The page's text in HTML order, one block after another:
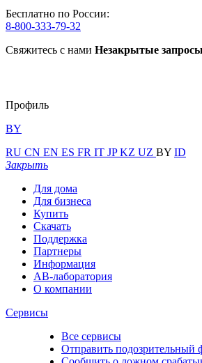
Бесплатно по России:
8-800-333-79-32
Свяжитесь с нами Незакрытые
Профиль
BY
RU CN EN ES FR IT JPKZ UZ BY ID
Закрыть
Для дома
Для бизнеса
Купить
Скачать
Поддержка
Партнеры
Информация
АВ-лаборатория
О компании
Сервисы
Все сервисы
Отправить подозрительный